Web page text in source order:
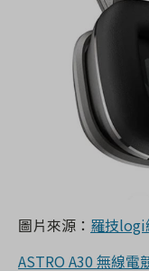
圖片來源： 羅技logi
ASTRO A30 無線電